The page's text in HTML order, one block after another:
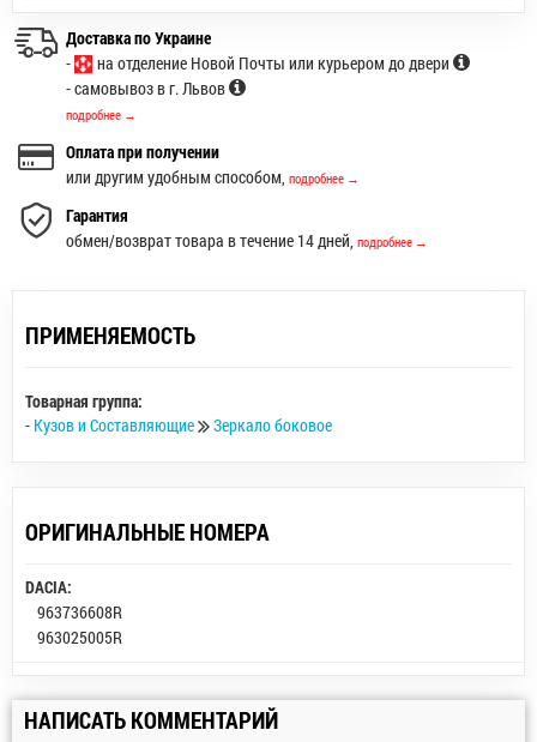
Доставка по Украине
-
на отделение Новой Почты или курьером до двери
- самовывоз в г. Львов
подробнее →
Оплата при получении
или другим удобным способом, подробнее →
Гарантия
обмен/возврат товара в течение 14 дней, подробнее →
ПРИМЕНЯЕМОСТЬ
Товарная группа:
- Кузов и Составляющие Зеркало боковое
ОРИГИНАЛЬНЫЕ НОМЕРА
DACIA:
963736608R
963025005R
НАПИСАТЬ КОММЕНТАРИЙ